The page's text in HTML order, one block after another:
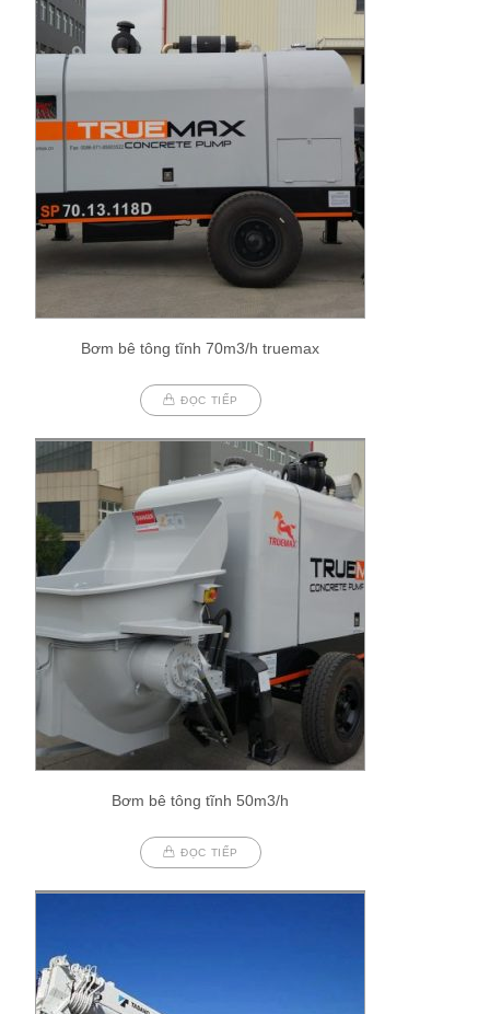
Bơm bê tông tĩnh 70m3/h truemax
ĐỌC TIẾP
Bơm bê tông tĩnh 50m3/h
ĐỌC TIẾP